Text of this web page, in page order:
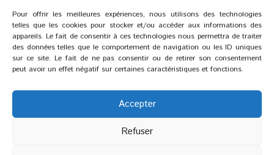
Pour offrir les meilleures expériences, nous utilisons des technologies
telles que les cookies pour stocker et/ou accéder aux informations des
appareils. Le fait de consentir à ces technologies nous permettra de traiter
des données telles que le comportement de navigation ou les ID uniques
sur ce site. Le fait de ne pas consentir ou de retirer son consentement
peut avoir un effet négatif sur certaines caractéristiques et fonctions.
Accepter
Refuser